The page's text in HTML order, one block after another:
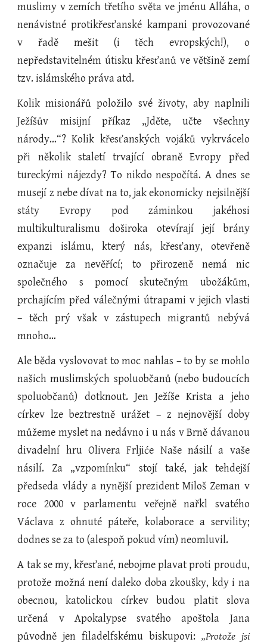
muslimy v zemích třetího světa ve jménu Alláha, o
nenávistné protikřesťanské kampani provozované
v řadě mešit (i těch evropských!), o
nepředstavitelném útisku křesťanů ve většině zemí
tzv. islámského práva atd.
Kolik misionářů položilo své životy, aby naplnili
Ježíšův misijní příkaz „Jděte, učte všechny
národy…“? Kolik křesťanských vojáků vykrvácelo
při několik staletí trvající obraně Evropy před
tureckými nájezdy? To nikdo nespočítá. A dnes se
musejí z nebe dívat na to, jak ekonomicky nejsilnější
státy Evropy pod záminkou jakéhosi
multikulturalismu doširoka otevírají její brány
expanzi islámu, který nás, křesťany, otevřeně
označuje za nevěřící; to přirozeně nemá nic
společného s pomocí skutečným ubožákům,
prchajícím před válečnými útrapami v jejich vlasti
– těch prý však v zástupech migrantů nebývá
mnoho…
Ale běda vyslovovat to moc nahlas – to by se mohlo
našich muslimských spoluobčanů (nebo budoucích
spoluobčanů) dotknout. Jen Ježíše Krista a jeho
církev lze beztrestně urážet – z nejnovější doby
můžeme myslet na nedávno i u nás v Brně dávanou
divadelní hru Olivera Frljiće Naše násilí a vaše
násilí. Za „vzpomínku“ stojí také, jak tehdejší
předseda vlády a nynější prezident Miloš Zeman v
roce 2000 v parlamentu veřejně nařkl svatého
Václava z ohnuté páteře, kolaborace a servility;
dodnes se za to (alespoň pokud vím) neomluvil.
A tak se my, křesťané, nebojme plavat proti proudu,
protože možná není daleko doba zkoušky, kdy i na
obecnou, katolickou církev budou platit slova
určená v Apokalypse svatého apoštola Jana
původně jen filadelfskému biskupovi: „Protože jsi